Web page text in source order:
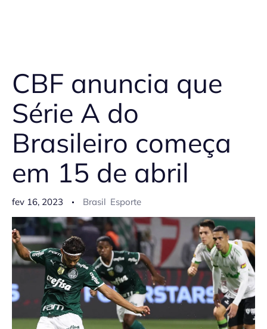
CBF anuncia que
Série A do
Brasileiro começa
em 15 de abril
fev 16, 2023 Brasil Esporte